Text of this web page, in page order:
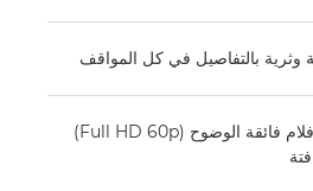
وثرية بالتفاصيل في كل المواقف
التقط الحركة كاملةً في أفلام فائقة الوضوح (Full HD 60p)